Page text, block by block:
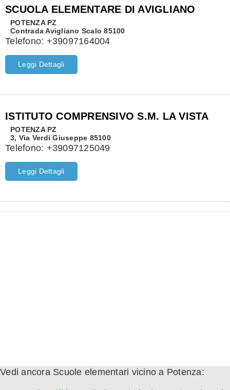
SCUOLA ELEMENTARE DI AVIGLIANO
POTENZA PZ
Contrada Avigliano Scalo 85100
Telefono: +39097164004
Leggi Dettagli
ISTITUTO COMPRENSIVO S.M. LA VISTA
POTENZA PZ
3, Via Verdi Giuseppe 85100
Telefono: +39097125049
Leggi Dettagli
Vedi ancora Scuole elementari vicino a Potenza: